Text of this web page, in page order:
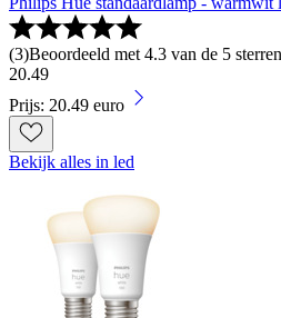
(3)Beoordeeld met 4.3 van de 5
20.49
Prijs: 20.49 euro
Bekijk alles in led